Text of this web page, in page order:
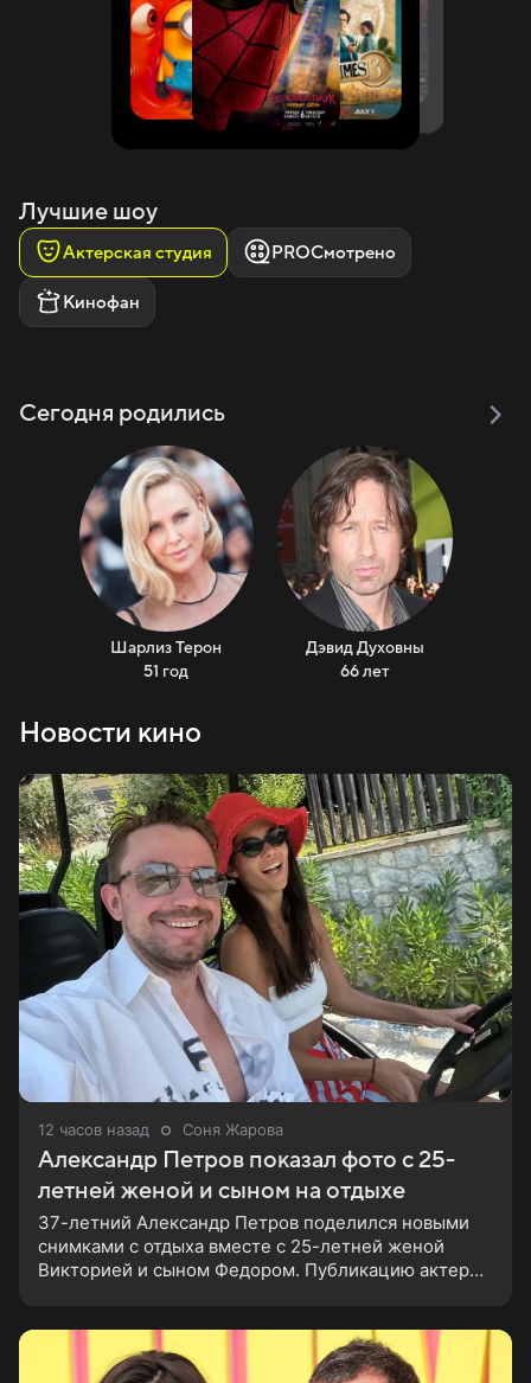
Лучшие шоу
Актерская студия PROСмотрено
Кинофан
Сегодня родились
Шарлиз Терон
51 год
Дэвид Духовны
66 лет
Новости кино
12 часов назад Соня Жарова
Александр Петров показал фото с 25-
летней женой и сыном на отдыхе
37-летний Александр Петров поделился новыми
снимками с отдыха вместе с 25-летней женой
Викторией и сыном Федором. Публикацию актер